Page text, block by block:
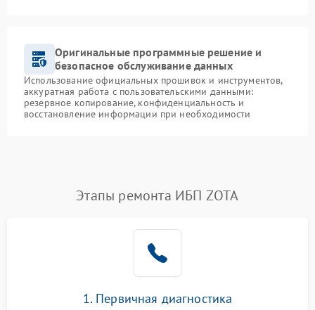
Оригинальные программные решение и
безопасное обслуживание данных
Использование официальных прошивок и инструментов,
аккуратная работа с пользовательскими данными:
резервное копирование, конфиденциальность и
восстановление информации при необходимости
Этапы ремонта ИБП ZOTA
1. Первичная диагностика